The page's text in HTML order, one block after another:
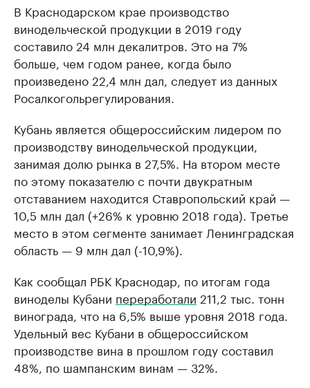
В Краснодарском крае производство
винодельческой продукции в 2019 году
составило 24 млн декалитров. Это на 7%
больше, чем годом ранее, когда было
произведено 22,4 млн дал, следует из данных
Росалкогольрегулирования.
Кубань является общероссийским лидером по
производству винодельческой продукции,
занимая долю рынка в 27,5%. На втором месте
по этому показателю с почти двукратным
отставанием находится Ставропольский край —
10,5 млн дал (+26% к уровню 2018 года). Третье
место в этом сегменте занимает Ленинградская
область — 9 млн дал (-10,9%).
Как сообщал РБК Краснодар, по итогам года
виноделы Кубани переработали 211,2 тыс. тонн
винограда, что на 6,5% выше уровня 2018 года.
Удельный вес Кубани в общероссийском
производстве вина в прошлом году составил
48%, по шампанским винам — 32%.